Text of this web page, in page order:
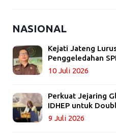
NASIONAL
Kejati Jateng
Penggeledahan
10 Juli 2026
Perkuat Jejaring
IDHEP untuk
9 Juli 2026